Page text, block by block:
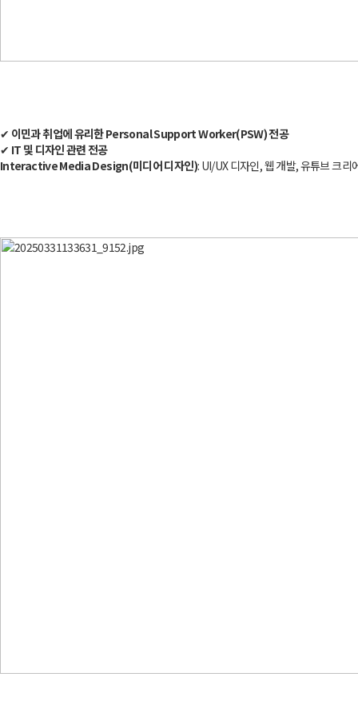
✔ 이민과 취업에 유리한 Personal Support Worker(PSW) 전공
✔ IT 및 디자인 관련 전공
Interactive Media Design(미디어 디자인): UI/UX 디자인, 웹 개발, 유튜브 크